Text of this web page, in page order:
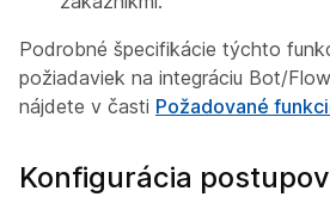
Podrobné špecifikácie týchto
požiadaviek na integráciu Bot/
nájdete v časti Požadované
Konfigurácia